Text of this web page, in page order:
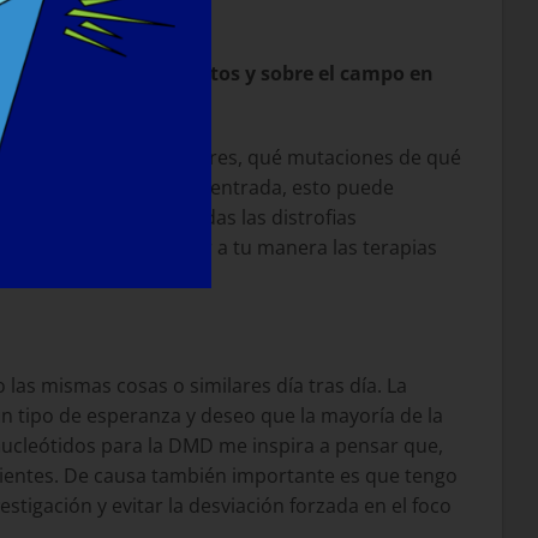
(sus propios proyectos y sobre el campo en
para pacientes y padres, qué mutaciones de qué
individualizada. De entrada, esto puede
de casi todas las distrofias
e interpretar a tu manera las terapias
mismas cosas o similares día tras día. La
tipo de esperanza y deseo que la mayoría de la
para la DMD me inspira a pensar que,
De causa también importante es que tengo
y evitar la desviación forzada en el foco